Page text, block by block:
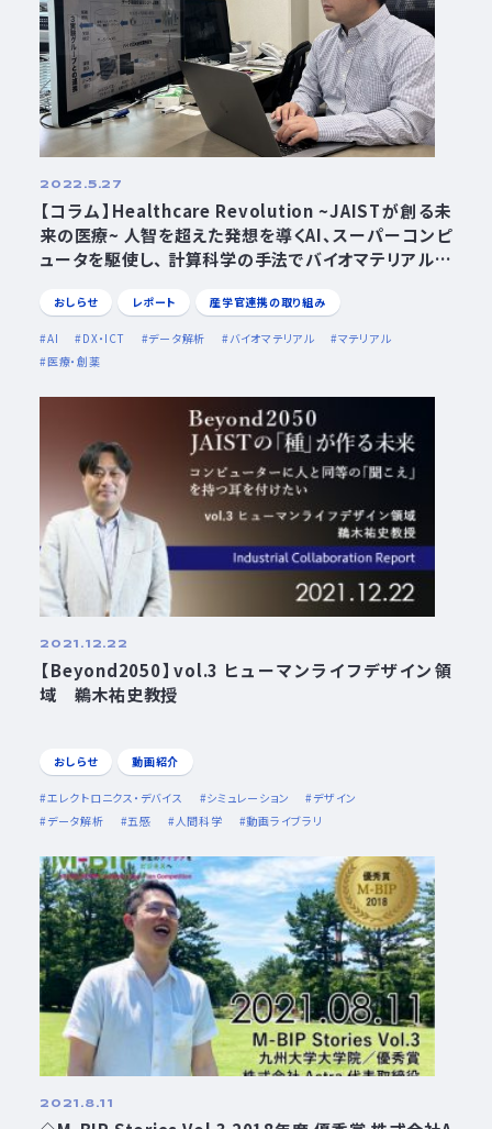
2022.5.27
【コラム】Healthcare Revolution ~JAISTが創る未
来の医療~ 人智を超えた発想を導くAI、スーパーコンピ
ュータを駆使し、 計算科学の手法でバイオマテリアル開
授 本郷研太
おしらせ レポート 産学官連携の取り組み
AI DX・ICT データ解析 バイオマテリアル
マテリアル
医療・創薬
2021.12.22
【Beyond2050】vol.3 ヒューマンライフデザイン領
域 鵜木祐史教授
おしらせ 動画紹介
エレクトロニクス・デバイス シミュレーション
デザイン
データ解析
五感 人間科学 動画ライブラリ
2021.8.11